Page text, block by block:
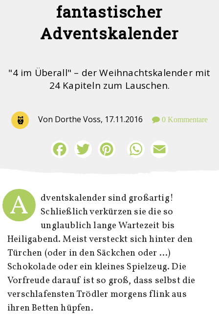
fantastischer
Adventskalender
"4 im Überall" – der Weihnachtskalender mit
24 Kapiteln zum Lauschen.
Von Dorthe Voss, 17.11.2016 0 Kommentare
FacebookTwitter Pinterest WhatsApp
A
dventskalender sind großartig!
Schließlich verkürzen sie die so
unglaublich lange Wartezeit bis
Heiligabend. Meist versteckt sich hinter den
Türchen (oder in den Säckchen oder …)
Schokolade oder ein kleines Spielzeug. Die
Vorfreude darauf ist so groß, dass selbst die
verschlafensten Trödler morgens flink aus
ihren Betten hüpfen.